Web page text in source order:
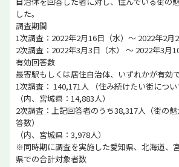
した。
調査期間
1次調査：2022年2月16日（水）～ 2022年2月
2次調査：2022年3月3日（木） ～ 2022年3月
有効回答数
最寄駅もしくは居住自治体、いずれかが有効
1次調査： 140,171人 （住み続けたい街につい
（内、宮城県：14,883人）
2次調査：上記回答者のうち38,317人（街の
答数）
（内、宮城県：3,978人）
※同時期に調査を実施した愛知県、北海道、
県での合計対象者数